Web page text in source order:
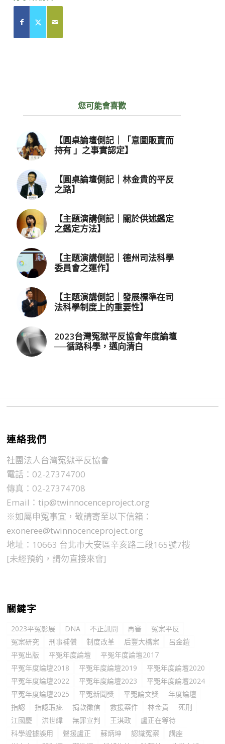
您可能會喜歡
【圓桌論壇側記｜「意圖販賣而
持有 」之事實認定】
【圓桌論壇側記｜林金貴的平反
之路】
【主題演講側記｜關於供述鑑定
之鑑定方法】
【主題演講側記｜德州司法科學
委員會之運作】
【主題演講側記｜發展標準在司
法科學制度上的重要性】
2023台灣冤獄平反協會年度論壇
──循路科學，邁向清白
連絡我們
社團法人台灣冤獄平反協會
電話：02-27374700
傳真：02-27374708
Email：tip@twinnocenceproject.org
※如屬申冤事宜，敬請寄至以下信箱：
exoneree@twinnocenceproject.org
地址：10663 台北市大安區辛亥路二段165號7樓
[未經預約，請勿直接來會]
關鍵字
2023平冤影展 DNA 不正訊問 再審
冤案平反
冤案研究
刑事補償 制度改革 后豐大橋案
呂金鎧
平冤出版
平冤年度論壇
平冤年度論壇2017
平冤年度論壇2018
平冤年度論壇2019
平冤年度論壇2020
平冤年度論壇2022
平冤年度論壇2023
平冤年度論壇2024
平冤年度論壇2025
平冤新聞獎 平冤論文獎
年度論壇
指認
指認瑕疵 捐款徵信 救援案件 林金貴
死刑
江國慶
洪世緯 無罪宣判 王淇政
盧正在等待
科學證據誤用
聲援盧正 蘇炳坤 認識冤案
講座